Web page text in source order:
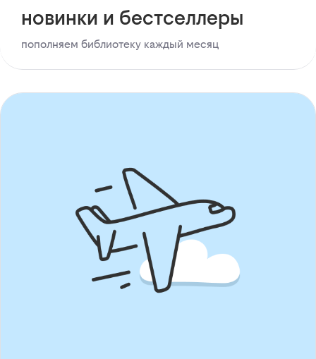
новинки и бестселлеры
пополняем библиотеку каждый месяц